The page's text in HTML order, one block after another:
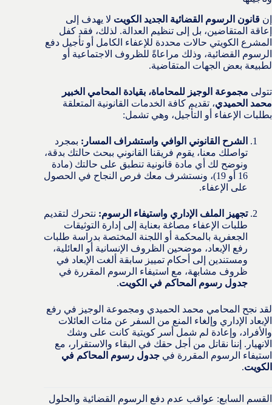
إن قانون الرسوم القضائية الجديد الكويت لا يهدف إلى
إعاقة المتقاضين، بل إلى تنظيم العدالة. لذلك، فقد كفل
المشرع الكويتي حالات محددة للإعفاء الكامل أو تأجيل دفع
الرسوم القضائية، وذلك مراعاةً للظروف الاجتماعية أو
لطبيعة بعض الجهات المتقاضية.
تتولى مجموعة الوجيز للمحاماة، بقيادة المحامي الخبير
محمد الحميدي، تقديم كافة الخدمات القانونية المتعلقة
بطلبات الإعفاء أو التأجيل، وهي تشمل:
الشرح القانوني الوافي واستشراف المسار: بمجرد
تواصلك معنا، يقوم فريقنا القانوني ببحث حالتك بدقة،
ونوضح لك أي مادة قانونية تنطبق على حالتك (مادة
16 أو 19)، ونستشرف معك فرص النجاح في الحصول
على الإعفاء.
تجهيز الملف الإداري واستيفاء الرسوم: نتحرك لتقديم
طلبات الإعفاء مصاغة بعناية إلى إدارة التوثيقات
الجعفرية بالمحكمة أو اللجنة المختصة بدراسة طلبات
رفع الإبعاد، موضحين الظروف الإنسانية أو العائلية،
ومستندين إلى أحكام تمييز سابقة ألغت الإبعاد في
ظروف مشابهة، مع استيفاء الرسوم المقررة في
جدول رسوم المحاكم في الكويت.
لقد نجح المحامي محمد الحميدي ومجموعة الوجيز في رفع
الإبعاد الإداري وإلغاء المنع من السفر عن مئات العائلات
والأفراد، وإعادة لم شمل أسر كويتية كانت على وشك
الانهيار. إننا نقاتل من أجل حقك في البقاء والاستقرار، مع
استيفاء الرسوم المقررة في جدول رسوم المحاكم في
الكويت.
القسم السابع: عواقب عدم دفع الرسوم القضائية والحلول